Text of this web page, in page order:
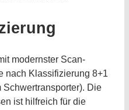
modernster Scan-
nach Klassifizierung 8+1
Die
ist hilfreich für die